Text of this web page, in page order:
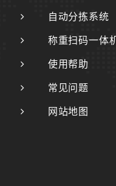
自动分拣系统
称重扫码一体
使用帮助
常见问题
网站地图